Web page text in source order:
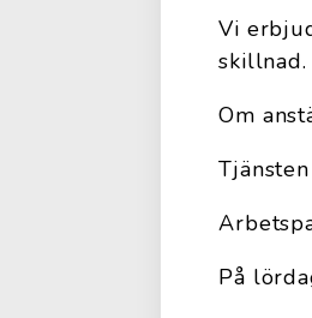
Vi
Om
På